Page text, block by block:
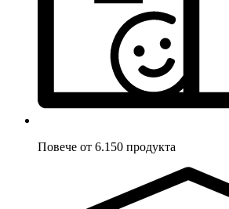
Повече от 6.150 продукта